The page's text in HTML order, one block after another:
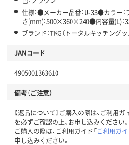
仕様：●メーカー品番：U-33●カラ
さ(mm)：500×360×240●内容量(L)：
ブランド：TKG（トータルキッチングッ
JANコード
4905001363610
備考（ご注意）
【返品について】ご購入の際は、ご利用ガ
を必ずご確認の上、お申し込みください。
ご購入の際は、ご利用ガイド「ご利用ガイ
申し込みください。